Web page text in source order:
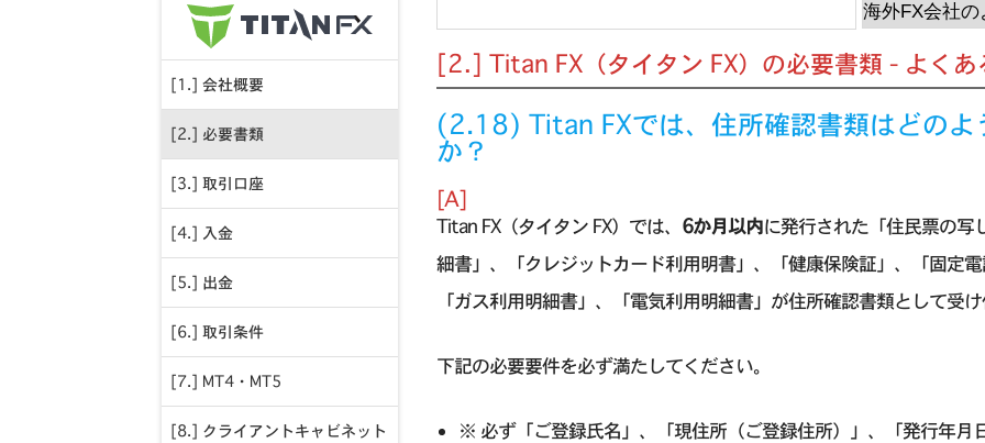
[1.] 会社概要
[2.] 必要書類
[3.] 取引口座
[4.] 入金
[5.] 出金
[6.] 取引条件
[7.] MT4・MT5
[8.] クライアントキャビネット
[2.] Titan FX（タイタン FX）の必要書類 - よくあ
(2.18) Titan FXでは、住所確認書類はどのよ
か？
[A]
Titan FX（タイタン FX）では、 6か月以内に発行された「住民票の写
細書」、「クレジットカード利用明書」、「健康保険証」、「固定
「ガス利用明細書」、「電気利用明細書」が住所確認書類として受
下記の必要要件を必ず満たしてください。
※ 必ず「ご登録氏名」、「現住所（ご登録住所）」、「発行年月